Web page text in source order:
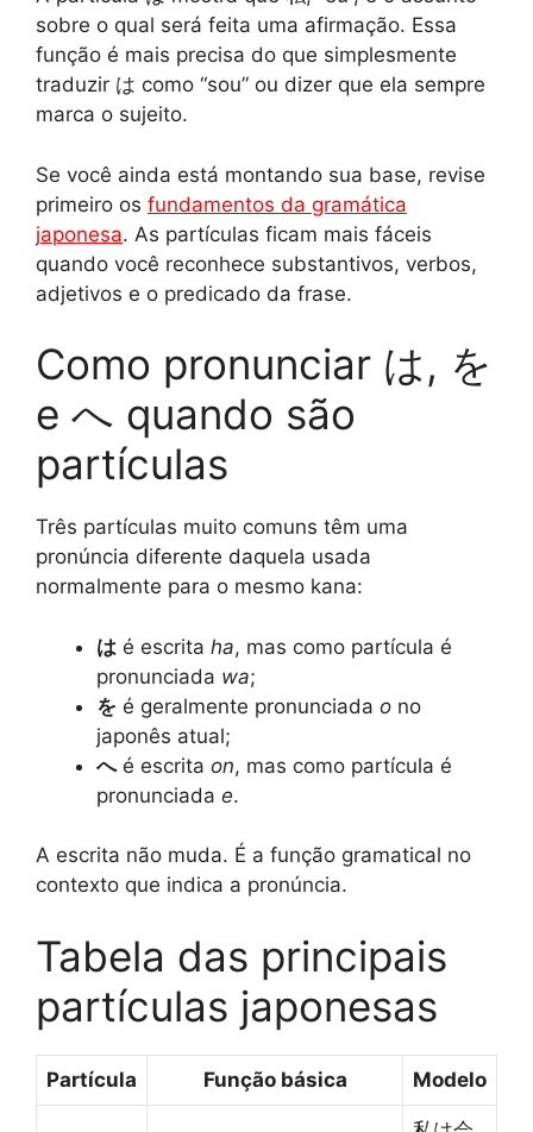
sobre o qual será feita uma afirmação. Essa
função é mais precisa do que simplesmente
traduzir は como “sou” ou dizer que ela sempre
marca o sujeito.
Se você ainda está montando sua base, revise
primeiro os fundamentos da gramática
japonesa. As partículas ficam mais fáceis
quando você reconhece substantivos, verbos,
adjetivos e o predicado da frase.
Como pronunciar は, を
e へ quando são
partículas
Três partículas muito comuns têm uma
pronúncia diferente daquela usada
normalmente para o mesmo kana:
は é escrita ha, mas como partícula é
pronunciada wa;
を é geralmente pronunciada o no
japonês atual;
へé escrita on, mas como partícula é
pronunciada e.
A escrita não muda. É a função gramatical no
contexto que indica a pronúncia.
Tabela das principais
partículas japonesas
Partícula Função básica Modelo